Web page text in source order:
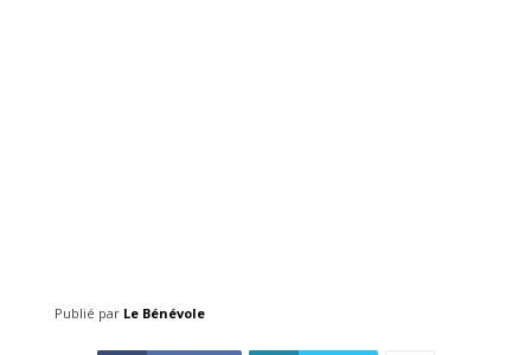
Publié par Le Bénévole